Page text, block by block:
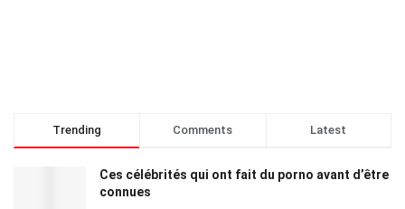
Trending Comments Latest
Ces célébrités qui ont fait du porno avant d’être
connues